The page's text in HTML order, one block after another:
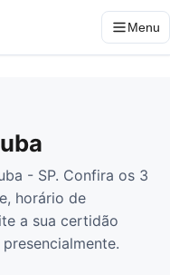
Menu
- SP. Confira os 3
horário de
a sua certidão